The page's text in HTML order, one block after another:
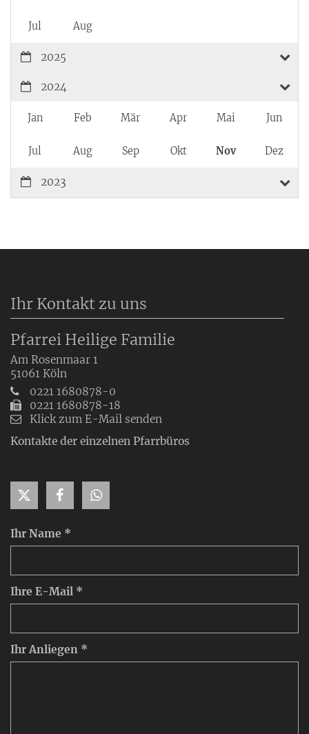
Jul Aug
2025
2024
Jan Feb Mär Apr Mai Jun
Jul Aug Sep Okt Nov Dez
2023
Ihr Name *
Ihre E-Mail *
Ihr Anliegen *
Ihr Kontakt zu uns
Pfarrei Heilige Familie
Am Rosenmaar 1
51061 Köln
0221 1680878-0
0221 1680878-18
Klick zum E-Mail senden
Kontakte der einzelnen Pfarrbüros